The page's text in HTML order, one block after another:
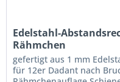
Edelstahl-
Rähmchen
gefertigt aus 1 mm
für 12er Dadant nach